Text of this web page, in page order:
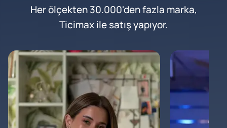
Her ölçekten 30.000'den fazla marka,
Ticimax ile satış yapıyor.